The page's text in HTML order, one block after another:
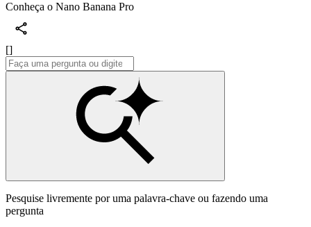
Conheça o Nano Banana Pro
[]
Pesquise livremente por uma palavra-chave ou fazendo uma
pergunta